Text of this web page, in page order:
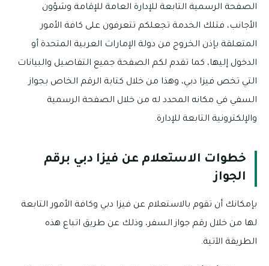
الصفحة الرسمية التابعة للإدارة العامة للإقامة وشؤون
الأجانب، فتلك الخدمة تجعلكم تتعرفون على كافة الأمور
المتعلقة بإذن الخروج من دولة الإمارات العربية المتحدة أو
الدخول إليها، كما تقدم لكم الصفحة جميع التفاصيل والبيانات
التي تخص فيزا دبي، وهذا من خلال كتابة الرقم الخاص بجواز
السفي في مكانه المحدد له من خلال الصفحة الرسمية
والإلكترونية التابعة للإدارة.
خطوات الاستعلام عن فيزا دبي برقم
الجواز
بإمكانك أن تقوم بالاستعلام عن فيزا دبي وكافة الأمور التابعة
لها من خلال رقم جواز السفر، وذلك عن طريق اتباع هذه
الطريقة الآتية.